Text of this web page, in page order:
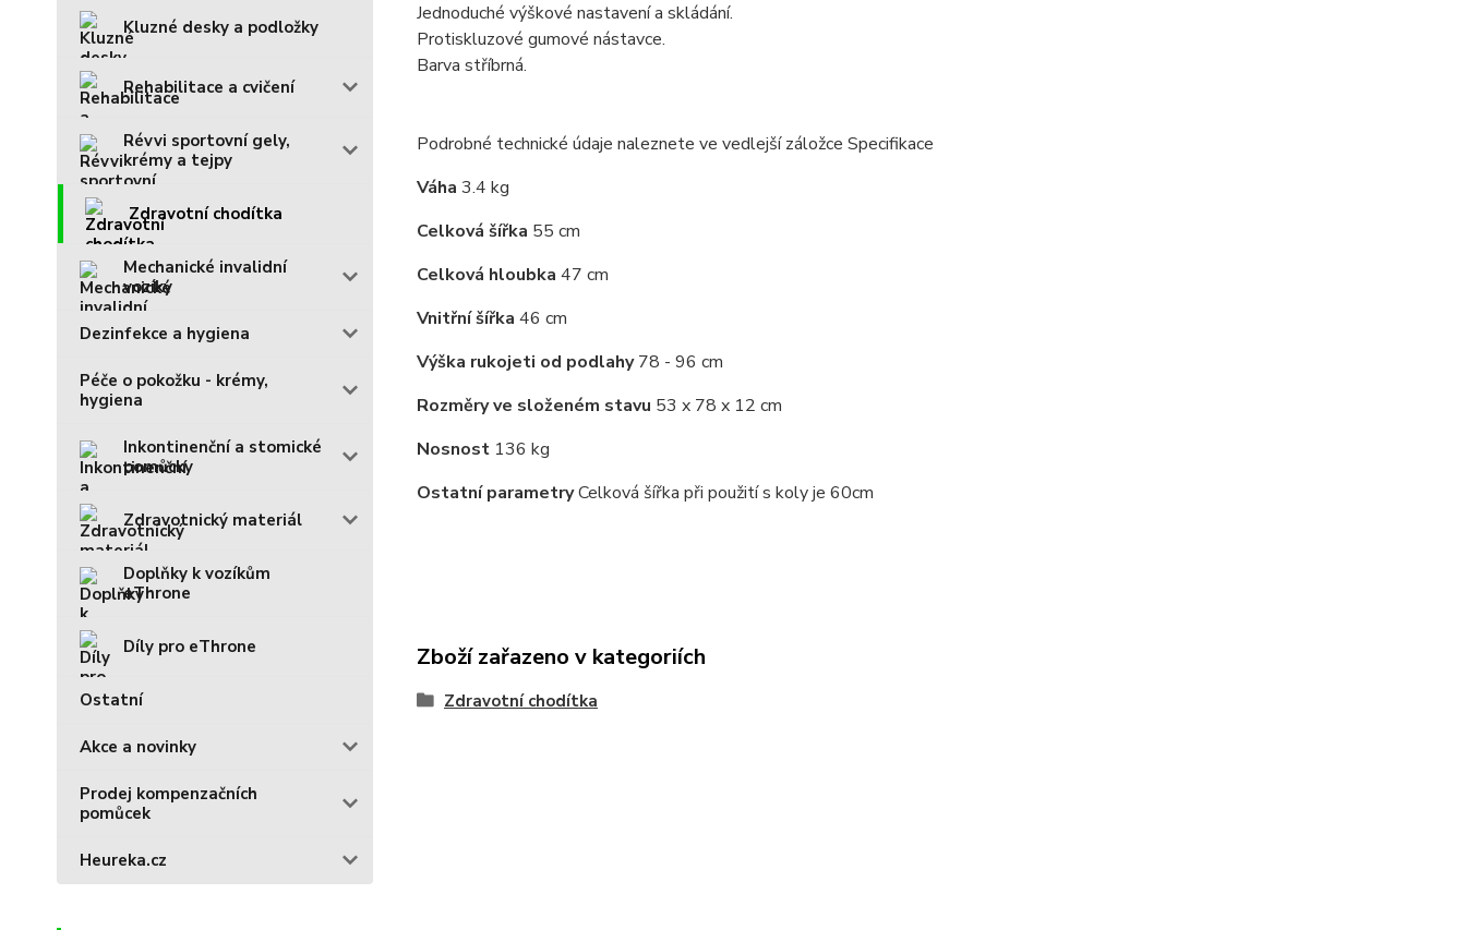
Kluzné desky a podložky
Rehabilitace a cvičení
Révvi sportovní gely,
krémy a tejpy
Zdravotní chodítka
Mechanické invalidní
vozíky
Dezinfekce a hygiena
Péče o pokožku - krémy,
hygiena
Inkontinenční a stomické
pomůcky
Zdravotnický materiál
Doplňky k vozíkům
eThrone
Díly pro eThrone
Ostatní
Akce a novinky
Prodej kompenzačních
pomůcek
Heureka.cz
Jednoduché výškové nastavení a skládání.
Protiskluzové gumové nástavce.
Barva stříbrná.
Podrobné technické údaje naleznete ve vedlejší záložce Specifikace
Váha 3.4 kg
Celková šířka 55 cm
Celková hloubka 47 cm
Vnitřní šířka 46 cm
Výška rukojeti od podlahy78 - 96 cm
Rozměry ve složeném stavu 53 x 78 x 12 cm
Nosnost 136 kg
Ostatní parametryCelková šířka při použití s koly je 60cm
Zboží zařazeno v kategoriích
Zdravotní chodítka